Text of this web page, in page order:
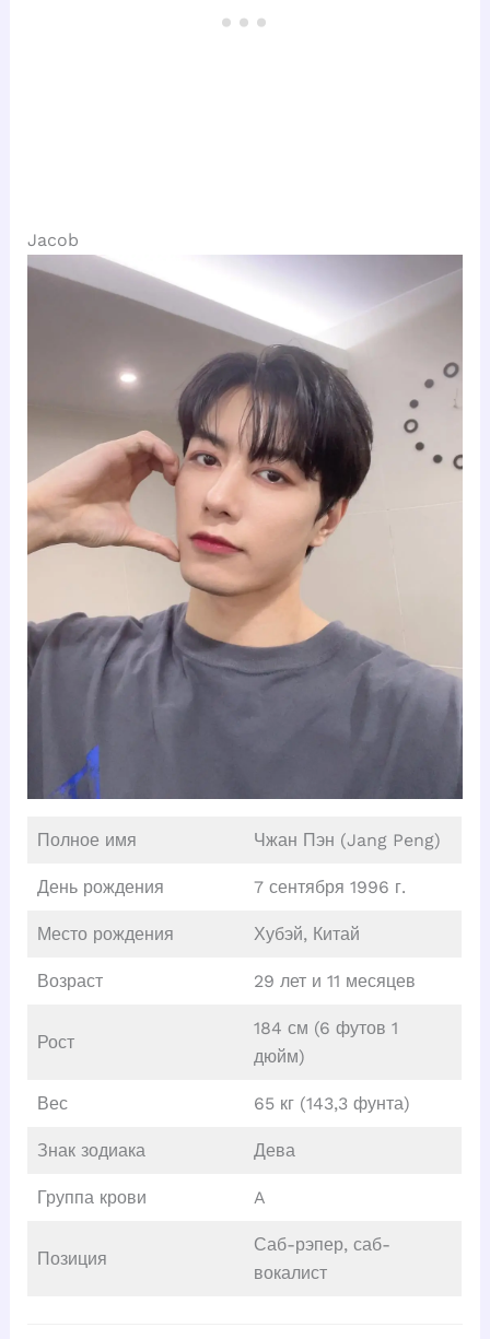
Jacob
Полное имя Чжан Пэн (Jang Peng)
День рождения 7 сентября 1996 г.
Место рождения Хубэй, Китай
Возраст 29 лет и 11 месяцев
Рост
184 см (6 футов 1
дюйм)
Вес 65 кг (143,3 фунта)
Знак зодиака Дева
Группа крови A
Позиция
Саб-рэпер, саб-
вокалист